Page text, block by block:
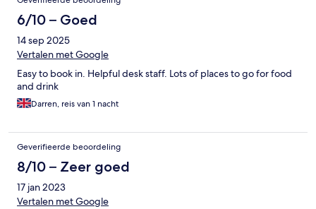
6/10 – Goed
14 sep 2025
Vertalen met Google
Easy to book in. Helpful desk staff. Lots of places to go for food
and drink
Darren, reis van 1 nacht
Geverifieerde beoordeling
8/10 – Zeer goed
17 jan 2023
Vertalen met Google